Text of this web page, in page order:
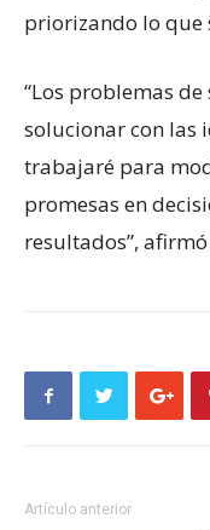
priorizando lo que
“Los problemas
solucionar con las
trabajaré para
promesas en
resultados”,
Artículo anterior